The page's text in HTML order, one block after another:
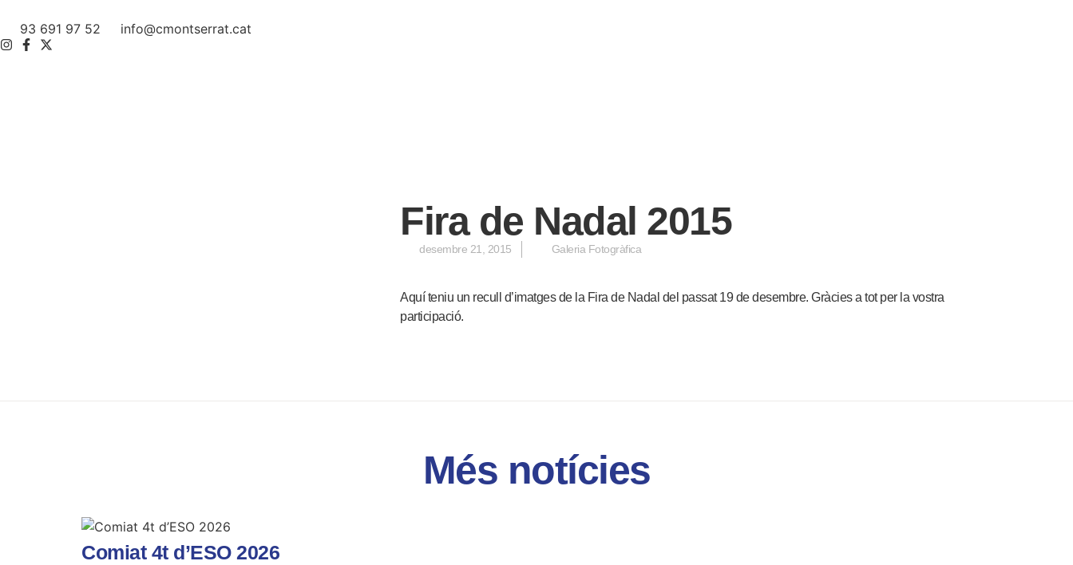
93 691 97 52 info@cmontserrat.cat
Fira de Nadal 2015
desembre 21, 2015 Galeria Fotogràfica
Aquí teniu un recull d’imatges de la Fira de Nadal del passat 19 de desembre. Gràcies a tot per la vostra
participació.
Més notícies
Comiat 4t d’ESO 2026